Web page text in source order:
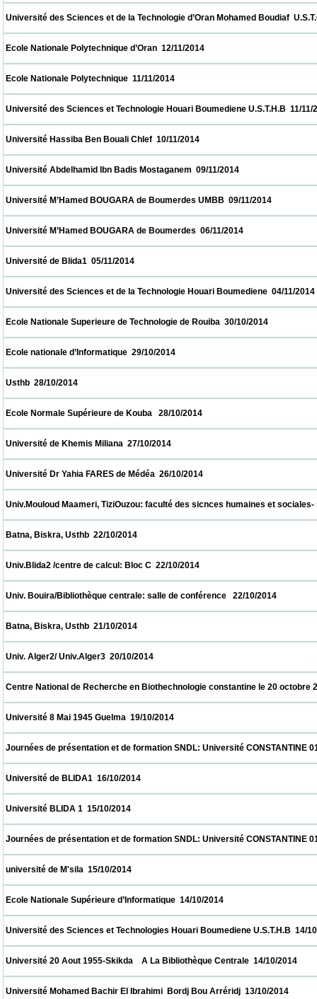
Université des Sciences et de la Technologie d’Oran Mohamed
Ecole Nationale Polytechnique d’Oran  12/11/2014
Ecole Nationale Polytechnique  11/11/2014
Université des Sciences et Technologie Houari Boumediene
Université Hassiba Ben Bouali Chlef  10/11/2014
Université Abdelhamid Ibn Badis Mostaganem  09/11/2014
Université M’Hamed BOUGARA de Boumerdes UMBB  09/11/
Université M’Hamed BOUGARA de Boumerdes  06/11/2014
Université de Blida1  05/11/2014
Université des Sciences et de la Technologie Houari
Ecole Nationale Superieure de Technologie de Rouiba  30/10/
Ecole nationale d’Informatique  29/10/2014
Usthb  28/10/2014
Ecole Normale Supérieure de Kouba   28/10/2014
Université de Khemis Miliana  27/10/2014
Université Dr Yahia FARES de Médéa  26/10/2014
Univ.Mouloud Maameri, TiziOuzou: faculté des sicnces humaines et
Batna, Biskra, Usthb  22/10/2014
Univ.Blida2 /centre de calcul: Bloc C  22/10/2014
Univ. Bouira/Bibliothèque centrale: salle de conférence   22/10/
Batna, Biskra, Usthb  21/10/2014
Univ. Alger2/ Univ.Alger3  20/10/2014
Centre National de Recherche en Biothechnologie constantine le
Université 8 Mai 1945 Guelma  19/10/2014
Journées de présentation et de formation SNDL: Université
Université de BLIDA1  16/10/2014
Université BLIDA 1  15/10/2014
Journées de présentation et de formation SNDL: Université
université de M'sila  15/10/2014
Ecole Nationale Supérieure d’Informatique  14/10/2014
Université des Sciences et Technologies Houari Boumediene
Université 20 Aout 1955-Skikda    A La Bibliothèque Centrale
Université Mohamed Bachir El Ibrahimi  Bordj Bou Arréridj  13/